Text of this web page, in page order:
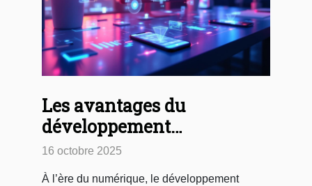
Les avantages du
développement
d'applications mobiles pour
les entreprises
16 octobre 2025
À l’ère du numérique, le développement